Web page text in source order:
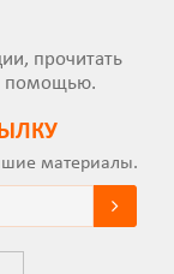
прочитать
помощью.
материалы.